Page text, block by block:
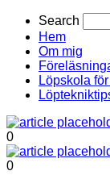
Search
Hem
Om mig
Löpskola
0
0